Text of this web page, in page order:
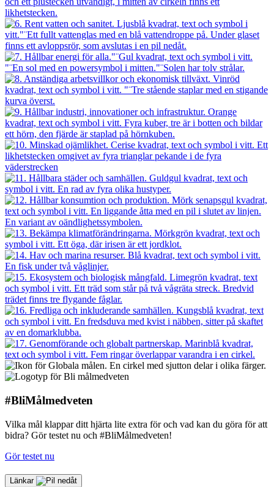
#BliMålmedveten
Vilka mål klappar ditt hjärta lite extra för och vad kan du göra för att
bidra? Gör testet nu och #BliMålmedveten!
Gör testet nu
Länkar